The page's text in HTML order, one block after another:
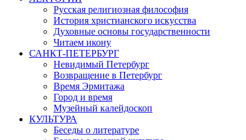
Русская религиозная философия
История христианского искусства
Духовные основы государственности
Читаем икону
САНКТ-ПЕТЕРБУРГ
Невидимый Петербург
Возвращение в Петербург
Время Эрмитажа
Город и время
Музейный калейдоскоп
КУЛЬТУРА
Беседы о литературе